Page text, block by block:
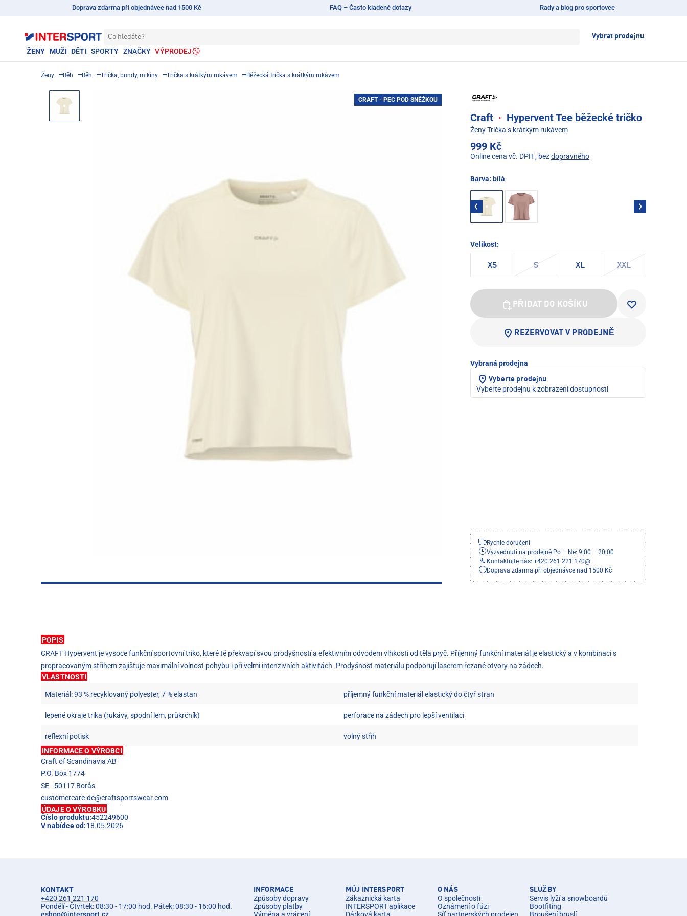
Doprava zdarma při objednávce nad 1500 Kč FAQ – Často kladené dotazy Rady a blog pro sportovce
Co hledáte? Vybrat prodejnu
ŽENY MUŽI DĚTI SPORTY ZNAČKY VÝPRODEJ
Ženy Běh Běh Trička, bundy, mikiny Trička s krátkým rukávem Běžecká trička s krátkým rukávem
CRAFT - PEC POD SNĚŽKOU
Craft · Hypervent Tee běžecké tričko
Ženy Trička s krátkým rukávem
999 Kč
Online cena vč. DPH , bezdopravného
Barva: bílá
Velikost:
XS S XL XXL
PŘIDAT DO KOŠÍKU
REZERVOVAT V PRODEJNĚ
Vybraná prodejna
Vyberte prodejnu
Vyberte prodejnu k zobrazení dostupnosti
Rychlé doručení
Vyzvednutí na prodejně Po – Ne: 9:00 – 20:00
Kontaktujte nás: +420 261 221 170@
Doprava zdarma při objednávce nad 1500 Kč
POPIS
CRAFT Hypervent je vysoce funkční sportovní triko, které tě překvapí svou prodyšností a efektivním odvodem vlhkosti od těla pryč. Příjemný funkční materiál je elastický a v kombinaci s
propracovaným střihem zajišťuje maximální volnost pohybu i při velmi intenzivních aktivitách. Prodyšnost materiálu podporují laserem řezané otvory na zádech.
VLASTNOSTI
Materiál: 93 % recyklovaný polyester, 7 % elastan příjemný funkční materiál elastický do čtyř stran
lepené okraje trika (rukávy, spodní lem, průkrčník) perforace na zádech pro lepší ventilaci
reflexní potisk
volný střih
INFORMACE O VÝROBCI
Craft of Scandinavia AB
P.O. Box 1774
SE - 50117 Borås
customercare-de@craftsportswear.com
ÚDAJE O VÝROBKU
Číslo produktu:452249600
V nabídce od:18.05.2026
KONTAKT
+420 261 221 170
Pondělí - Čtvrtek: 08:30 - 17:00 hod. Pátek: 08:30 - 16:00 hod.
INFORMACE
Způsoby dopravy
Způsoby platby
MŮJ INTERSPORT
Zákaznická karta
INTERSPORT aplikace
O NÁS
O společnosti
Oznámení o fúzi
SLUŽBY
Servis lyží a snowboardů
Bootfiting